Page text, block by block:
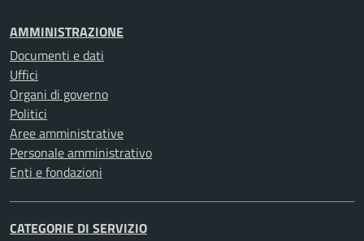
AMMINISTRAZIONE
Documenti e dati
Uffici
Organi di governo
Politici
Aree amministrative
Personale amministrativo
Enti e fondazioni
CATEGORIE DI SERVIZIO